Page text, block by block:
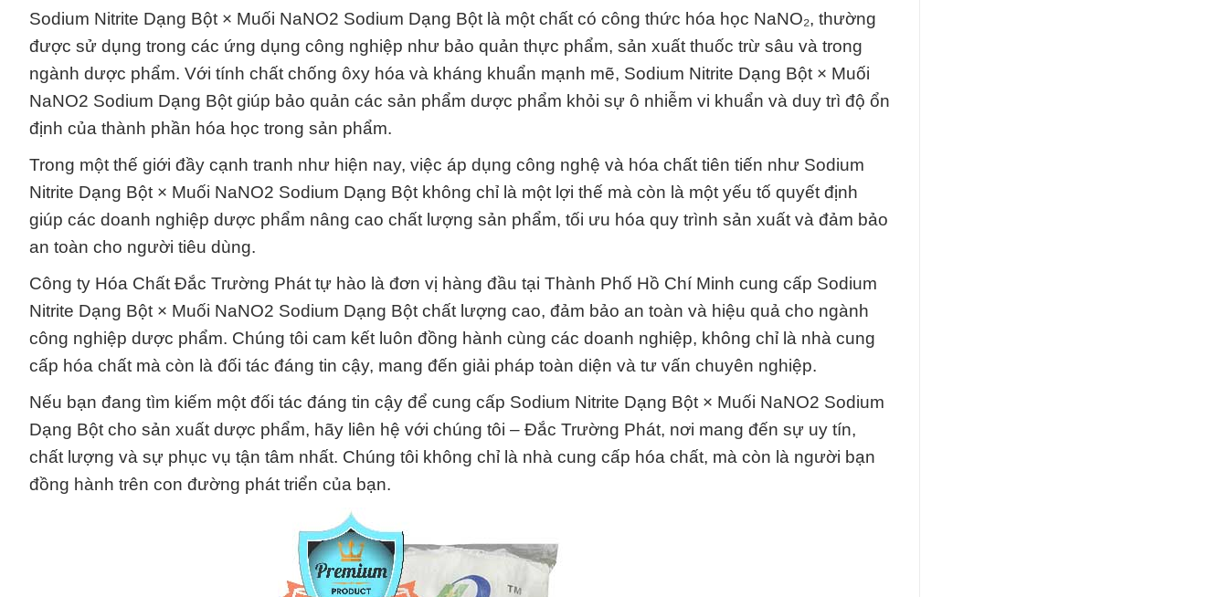
Sodium Nitrite Dạng Bột × Muối NaNO2 Sodium Dạng Bột là một chất có công thức hóa học NaNO₂, thường
được sử dụng trong các ứng dụng công nghiệp như bảo quản thực phẩm, sản xuất thuốc trừ sâu và trong
ngành dược phẩm. Với tính chất chống ôxy hóa và kháng khuẩn mạnh mẽ, Sodium Nitrite Dạng Bột × Muối
NaNO2 Sodium Dạng Bột giúp bảo quản các sản phẩm dược phẩm khỏi sự ô nhiễm vi khuẩn và duy trì độ ổn
định của thành phần hóa học trong sản phẩm.
Trong một thế giới đầy cạnh tranh như hiện nay, việc áp dụng công nghệ và hóa chất tiên tiến như Sodium
Nitrite Dạng Bột × Muối NaNO2 Sodium Dạng Bột không chỉ là một lợi thế mà còn là một yếu tố quyết định
giúp các doanh nghiệp dược phẩm nâng cao chất lượng sản phẩm, tối ưu hóa quy trình sản xuất và đảm bảo
an toàn cho người tiêu dùng.
Công ty Hóa Chất Đắc Trường Phát tự hào là đơn vị hàng đầu tại Thành Phố Hồ Chí Minh cung cấp Sodium
Nitrite Dạng Bột × Muối NaNO2 Sodium Dạng Bột chất lượng cao, đảm bảo an toàn và hiệu quả cho ngành
công nghiệp dược phẩm. Chúng tôi cam kết luôn đồng hành cùng các doanh nghiệp, không chỉ là nhà cung
cấp hóa chất mà còn là đối tác đáng tin cậy, mang đến giải pháp toàn diện và tư vấn chuyên nghiệp.
Nếu bạn đang tìm kiếm một đối tác đáng tin cậy để cung cấp Sodium Nitrite Dạng Bột × Muối NaNO2 Sodium
Dạng Bột cho sản xuất dược phẩm, hãy liên hệ với chúng tôi – Đắc Trường Phát, nơi mang đến sự uy tín,
chất lượng và sự phục vụ tận tâm nhất. Chúng tôi không chỉ là nhà cung cấp hóa chất, mà còn là người bạn
đồng hành trên con đường phát triển của bạn.